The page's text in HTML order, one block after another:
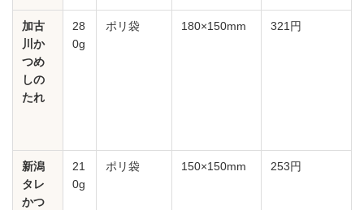
加古
川か
つめ
しの
たれ
28
0g
ポリ袋 180×150mm 321円
新潟
タレ
かつ
21
0g
ポリ袋 150×150mm 253円